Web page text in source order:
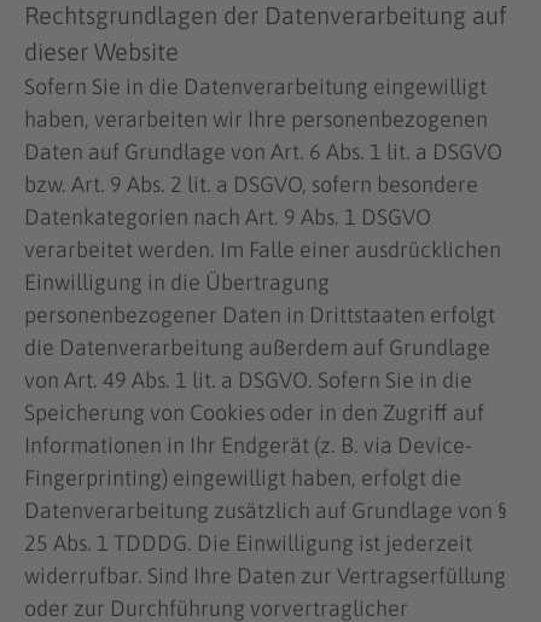
Rechtsgrundlagen der Datenverarbeitung auf
dieser Website
Sofern Sie in die Datenverarbeitung eingewilligt
haben, verarbeiten wir Ihre personenbezogenen
Daten auf Grundlage von Art. 6 Abs. 1 lit. a DSGVO
bzw. Art. 9 Abs. 2 lit. a DSGVO, sofern besondere
Datenkategorien nach Art. 9 Abs. 1 DSGVO
verarbeitet werden. Im Falle einer ausdrücklichen
Einwilligung in die Übertragung
personenbezogener Daten in Drittstaaten erfolgt
die Datenverarbeitung außerdem auf Grundlage
von Art. 49 Abs. 1 lit. a DSGVO. Sofern Sie in die
Speicherung von Cookies oder in den Zugriff auf
Informationen in Ihr Endgerät (z. B. via Device-
Fingerprinting) eingewilligt haben, erfolgt die
Datenverarbeitung zusätzlich auf Grundlage von §
25 Abs. 1 TDDDG. Die Einwilligung ist jederzeit
widerrufbar. Sind Ihre Daten zur Vertragserfüllung
oder zur Durchführung vorvertraglicher